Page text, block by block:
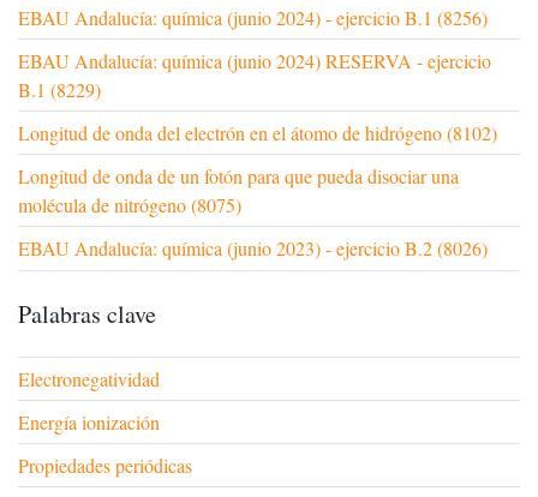
EBAU Andalucía: química (junio 2024) - ejercicio B.1 (8256)
EBAU Andalucía: química (junio 2024) RESERVA - ejercicio
B.1 (8229)
Longitud de onda del electrón en el átomo de hidrógeno (8102)
Longitud de onda de un fotón para que pueda disociar una
molécula de nitrógeno (8075)
EBAU Andalucía: química (junio 2023) - ejercicio B.2 (8026)
Palabras clave
Electronegatividad
Energía ionización
Propiedades periódicas